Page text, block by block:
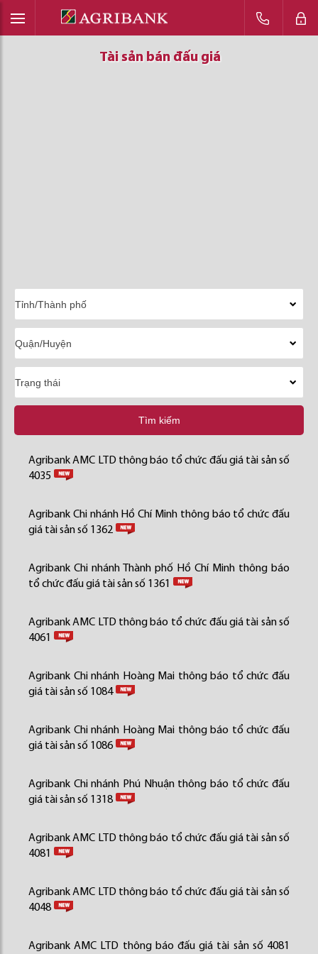
Tài sản bán đấu giá
Tài sản bán đấu giá
Tài sản bán đấu giá
Tìm kiếm
Agribank AMC LTD thông báo tổ chức đấu giá tài sản số
4035
Agribank Chi nhánh Hồ Chí Minh thông báo tổ chức đấu
giá tài sản số 1362
Agribank Chi nhánh Thành phố Hồ Chí Minh thông báo
tổ chức đấu giá tài sản số 1361
Agribank AMC LTD thông báo tổ chức đấu giá tài sản số
4061
Agribank Chi nhánh Hoàng Mai thông báo tổ chức đấu
giá tài sản số 1084
Agribank Chi nhánh Hoàng Mai thông báo tổ chức đấu
giá tài sản số 1086
Agribank Chi nhánh Phú Nhuận thông báo tổ chức đấu
giá tài sản số 1318
Agribank AMC LTD thông báo tổ chức đấu giá tài sản số
4081
Agribank AMC LTD thông báo tổ chức đấu giá tài sản số
4048
Agribank AMC LTD thông báo đấu giá tài sản số 4081